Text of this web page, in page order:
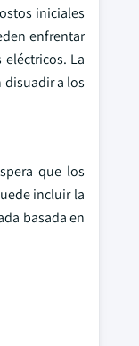
iniciales
enfrentar
La
disuadir a los
que los
incluir la
basada en